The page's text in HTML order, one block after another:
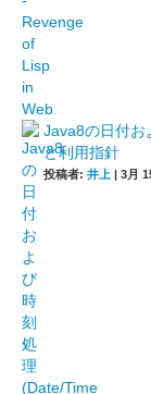
Java8の日付お
と利用指針
投稿者: 井上 | 3月